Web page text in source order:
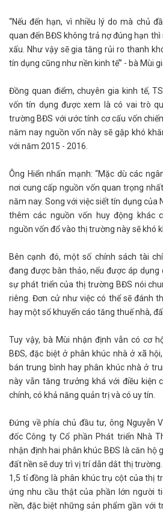
“Nếu đến hạn, vì nhiều lý do mà chủ
quan đến BĐS không trả nợ đúng hạn thì
xấu. Như vậy sẽ gia tăng rủi ro thanh
tín dụng cũng như nền kinh tế” - bà Mùi
Đồng quan điểm, chuyên gia kinh tế,
vốn tín dụng được xem là có vai trò
trường BĐS với ước tính cơ cấu vốn
năm nay nguồn vốn này sẽ gặp khó
với năm 2015 - 2016.
Ông Hiển nhấn mạnh: “Mặc dù các
nơi cung cấp nguồn vốn quan trọng
năm nay. Song với việc siết tín dụng của
thêm các nguồn vốn huy động khác
nguồn vốn đổ vào thị trường này sẽ khó
Bên cạnh đó, một số chính sách tài
đang được bàn thảo, nếu được áp dụng
sự phát triển của thị trường BĐS nói
riêng. Đơn cử như việc có thể sẽ đánh
hay một số khuyến cáo tăng thuế nhà,
Tuy vậy, bà Mùi nhận định vẫn có cơ
BĐS, đặc biệt ở phân khúc nhà ở xã
bán trung bình hay phân khúc nhà ở
này vẫn tăng trưởng khá với điều kiện
chính, có khả năng quản trị và có uy tín.
Đứng về phía chủ đầu tư, ông Nguyễn
đốc Công ty Cổ phần Phát triển Nhà
nhận định hai phân khúc BĐS là căn hộ
đất nền sẽ duy trì vị trí dẫn dắt thị
1,5 tỉ đồng là phân khúc trụ cột của thị
ứng nhu cầu thật của phần lớn người
nền, đặc biệt những sản phẩm gần với